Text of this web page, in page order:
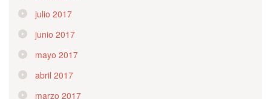
julio 2017
junio 2017
mayo 2017
abril 2017
marzo 2017